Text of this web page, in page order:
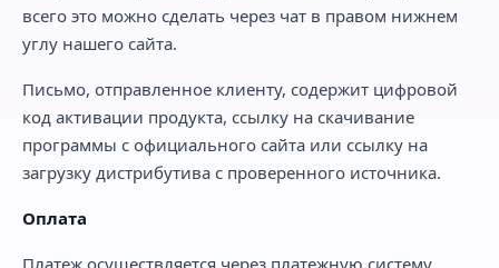
всего это можно сделать через чат в правом нижнем
углу нашего сайта.
Письмо, отправленное клиенту, содержит цифровой
код активации продукта, ссылку на скачивание
программы с официального сайта или ссылку на
загрузку дистрибутива с проверенного источника.
Оплата
Платеж осуществляется через платежную систему